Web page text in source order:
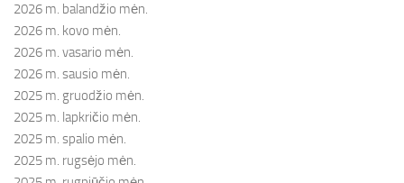
2026 m. balandžio mėn.
2026 m. kovo mėn.
2026 m. vasario mėn.
2026 m. sausio mėn.
2025 m. gruodžio mėn.
2025 m. lapkričio mėn.
2025 m. spalio mėn.
2025 m. rugsėjo mėn.